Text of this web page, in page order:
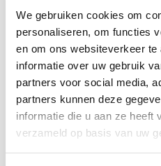
We gebruiken cookies om
personaliseren, om functies
en om ons websiteverkeer
informatie over uw gebruik
partners voor social media,
partners kunnen deze
informatie die u aan ze heeft
verzameld op basis van uw
21 juni 2019